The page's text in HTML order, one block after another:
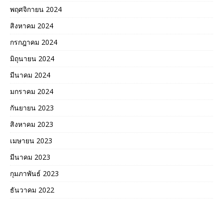
พฤศจิกายน 2024
สิงหาคม 2024
กรกฎาคม 2024
มิถุนายน 2024
มีนาคม 2024
มกราคม 2024
กันยายน 2023
สิงหาคม 2023
เมษายน 2023
มีนาคม 2023
กุมภาพันธ์ 2023
ธันวาคม 2022